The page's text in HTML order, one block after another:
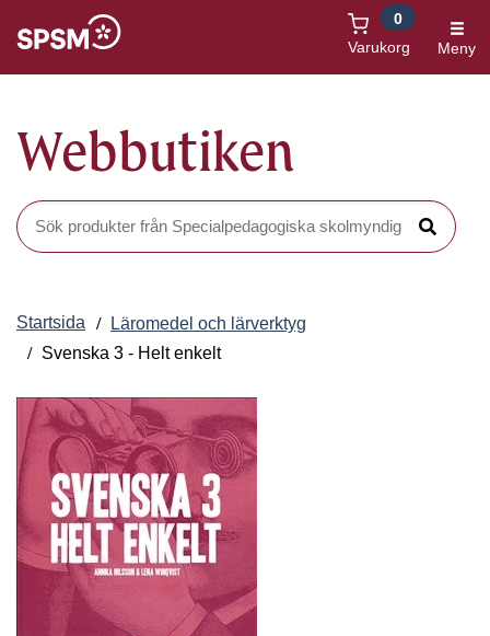
Varukorg
0
Meny
Webbutiken
Sök produkter i Webbutiken
Sök
Startsida
Läromedel och lärverktyg
Svenska 3 - Helt enkelt